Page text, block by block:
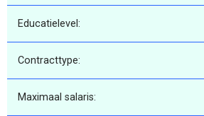
Educatielevel:
Contracttype:
Maximaal salaris: